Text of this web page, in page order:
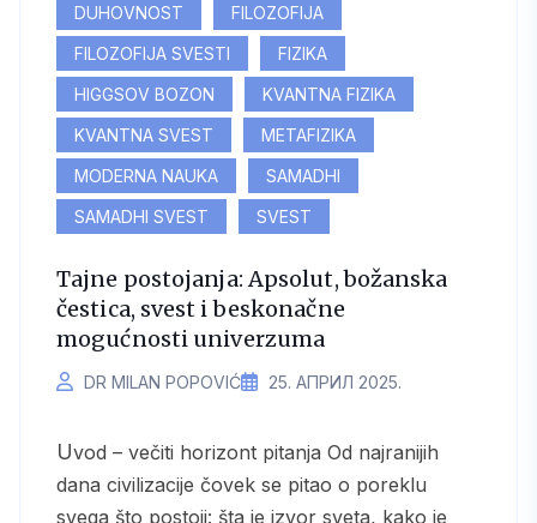
DUHOVNOST
FILOZOFIJA
FILOZOFIJA SVESTI
FIZIKA
HIGGSOV BOZON
KVANTNA FIZIKA
KVANTNA SVEST
METAFIZIKA
MODERNA NAUKA
SAMADHI
SAMADHI SVEST
SVEST
Tajne postojanja: Apsolut, božanska
čestica, svest i beskonačne
mogućnosti univerzuma
DR MILAN POPOVIĆ 25. АПРИЛ 2025.
Uvod – večiti horizont pitanja Od najranijih
dana civilizacije čovek se pitao o poreklu
svega što postoji: šta je izvor sveta, kako je